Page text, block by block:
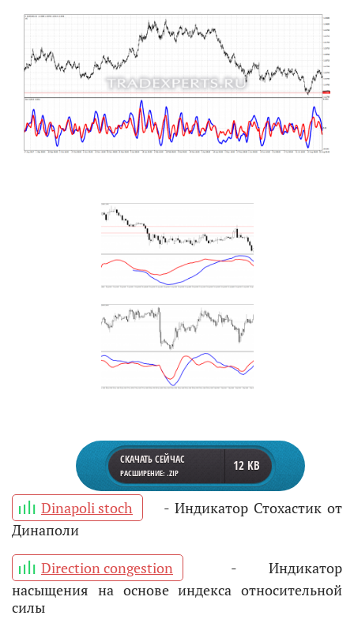
СКАЧАТЬ СЕЙЧАС
РАСШИРЕНИЕ: .ZIP 12 KB
Dinapoli stoch
- Индикатор Стохастик от
Динаполи
Direction congestion
- Индикатор
насыщения на основе индекса относительной
силы